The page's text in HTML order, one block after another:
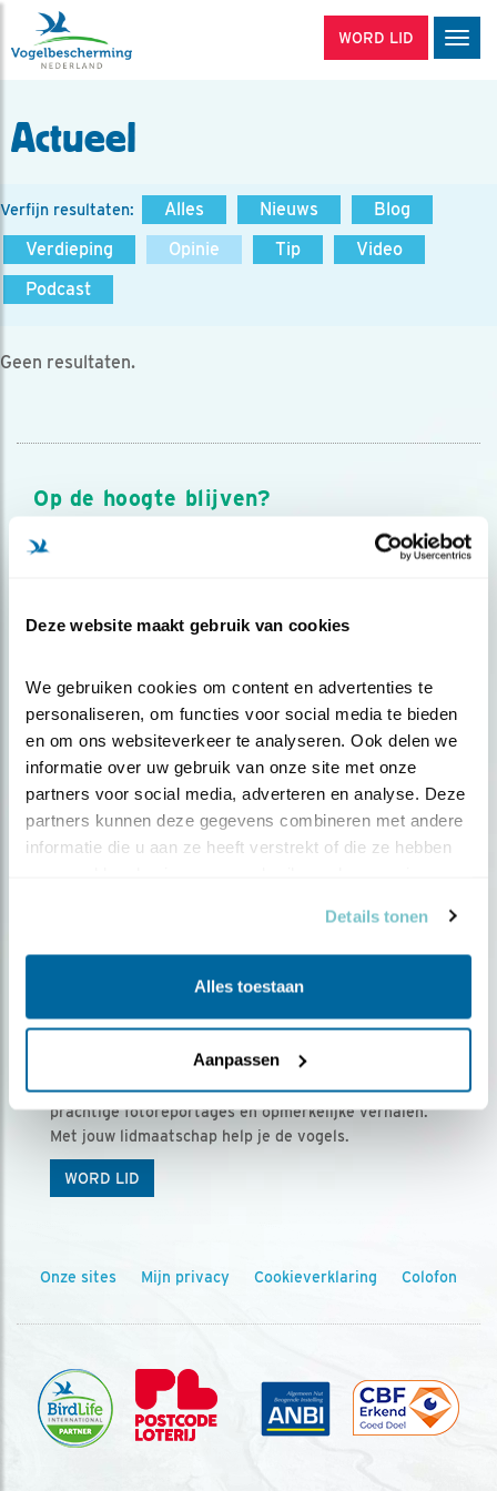
Deze website maakt gebruik van cookies
We gebruiken cookies om content en advertenties te
personaliseren, om functies voor social media te bieden
en om ons websiteverkeer te analyseren. Ook delen we
informatie over uw gebruik van onze site met onze
partners voor social media, adverteren en analyse. Deze
partners kunnen deze gegevens combineren met andere
informatie die u aan ze heeft verstrekt of die ze hebben
Details tonen
Alles toestaan
Aanpassen
WORD LID
Actueel
Verfijn resultaten: Alles Nieuws
Blog
Verdieping
Opinie Tip
Video
Podcast
Geen resultaten.
Op de hoogte blijven?
Meld je aan en ontvang nieuws, inspiratie, acties en tips
over vogels en activiteiten van Vogelbescherming.
Ontvang 5 x Vogels voor € 36,00 per jaar
Vogels is het tijdschrift voor onze leden, met
prachtige fotoreportages en opmerkelijke verhalen.
Met jouw lidmaatschap help je de vogels.
WORD LID
Onze sites Mijn privacy Cookieverklaring Colofon